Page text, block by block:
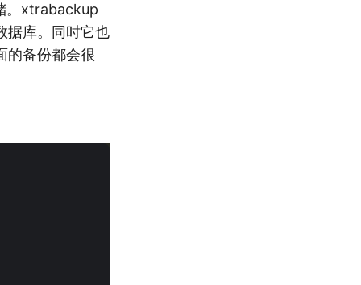
。xtrabackup
据库。同时它也
的备份都会很